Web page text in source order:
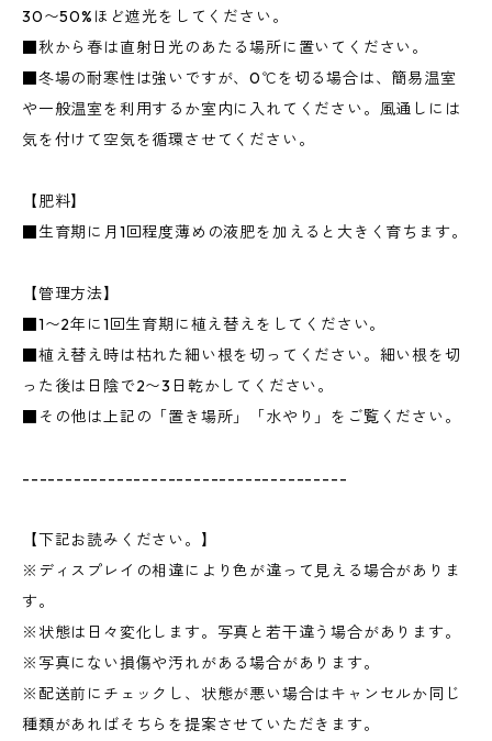
30〜50%ほど遮光をしてください。
■秋から春は直射日光のあたる場所に置いてください。
■冬場の耐寒性は強いですが、0℃を切る場合は、簡易温室
や一般温室を利用するか室内に入れてください。風通しには
気を付けて空気を循環させてください。
【肥料】
■生育期に月1回程度薄めの液肥を加えると大きく育ちます。
【管理方法】
■1〜2年に1回生育期に植え替えをしてください。
■植え替え時は枯れた細い根を切ってください。細い根を切
った後は日陰で2〜3日乾かしてください。
■その他は上記の「置き場所」「水やり」をご覧ください。
--------------------------------------
【下記お読みください。】
※ディスプレイの相違により色が違って見える場合がありま
す。
※状態は日々変化します。写真と若干違う場合があります。
※写真にない損傷や汚れがある場合があります。
※配送前にチェックし、状態が悪い場合はキャンセルか同じ
種類があればそちらを提案させていただきます。